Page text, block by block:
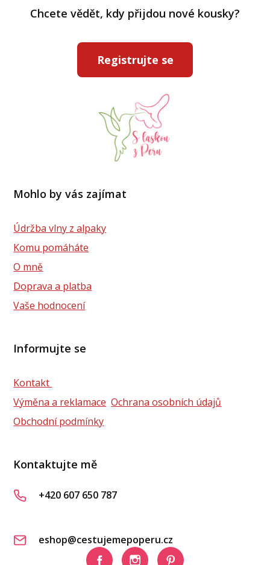
Chcete vědět, kdy přijdou nové kousky?
Registrujte se
Mohlo by vás zajímat
Údržba vlny z alpaky
Komu pomáháte
O mně
Doprava a platba
Vaše hodnocení
Informujte se
Kontakt
Výměna a reklamace Ochrana osobních údajů
Obchodní podmínky
Kontaktujte mě
+420 607 650 787
eshop@cestujemepoperu.cz